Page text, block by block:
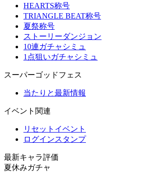
HEARTS称号
TRIANGLE BEAT称号
夏祭称号
ストーリーダンジョン
10連ガチャシミュ
1点狙いガチャシミュ
スーパーゴッドフェス
当たりと最新情報
イベント関連
リセットイベント
ログインスタンプ
最新キャラ評価
夏休みガチャ